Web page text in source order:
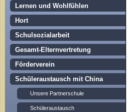
Lernen und Wohlfühlen
Hort
Schulsozialarbeit
Gesamt-Elternvertretung
Förderverein
Schüleraustausch mit China
Unsere Partnerschule
Schüleraustausch